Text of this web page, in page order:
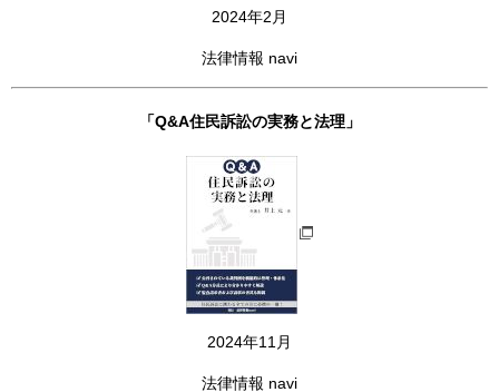
2024年2月
法律情報 navi
「Q&A住民訴訟の実務と法理」
2024年11月
法律情報 navi